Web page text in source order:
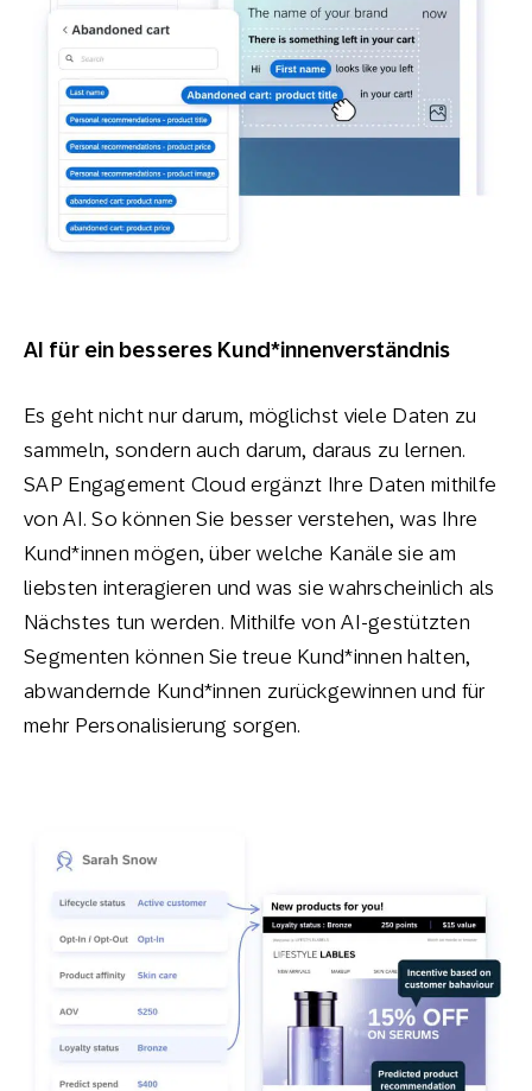
AI für ein besseres Kund*innenverständnis
Es geht nicht nur darum, möglichst viele Daten zu
sammeln, sondern auch darum, daraus zu lernen.
SAP Engagement Cloud ergänzt Ihre Daten mithilfe
von AI. So können Sie besser verstehen, was Ihre
Kund*innen mögen, über welche Kanäle sie am
liebsten interagieren und was sie wahrscheinlich als
Nächstes tun werden. Mithilfe von AI-gestützten
Segmenten können Sie treue Kund*innen halten,
abwandernde Kund*innen zurückgewinnen und für
mehr Personalisierung sorgen.